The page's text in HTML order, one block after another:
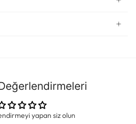
yapan siz olun